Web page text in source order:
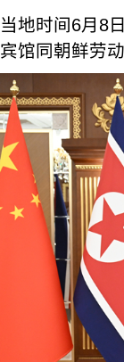
当地时间6月8
宾馆同朝鲜劳